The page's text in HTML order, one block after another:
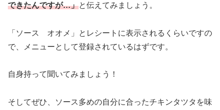
できたんですが…」と伝えてみましょう。
「ソース オオメ」とレシートに表示されるくらいですの
で、メニューとして登録されているはずです。
自身持って聞いてみましょう！
そしてぜひ、ソース多めの自分に合ったチキンタツタを味